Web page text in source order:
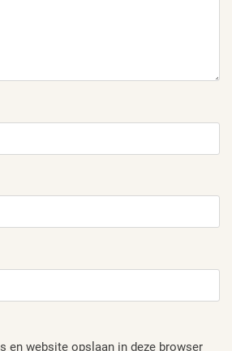
en website opslaan in deze browser